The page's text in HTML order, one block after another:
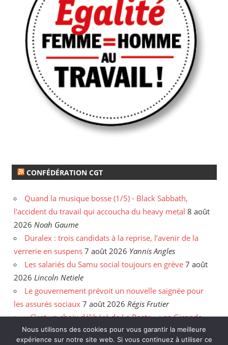
CONFÉDÉRATION CGT
Quand la musique bosse (1/5) - Black Sabbath,
l'accident du travail qui accoucha du heavy metal 8 août
2026 Noah Gaume
Duralex : trois candidats à la reprise, l’avenir de la
verrerie en suspens 7 août 2026 Yannis Angles
Les salariés du Samu social toujours en grève 7 août
2026 Lincoln Netiele
Le gouvernement prévoit un nouvelle saignée pour
les assurés sociaux 7 août 2026 Régis Frutier
« C’est un choix délibéré de La Poste » : en Gironde,
les postiers sommés de rattraper leurs heures 6 août
Nous utilisons des cookies pour vous garantir la meilleure
expérience sur notre site web. Si vous continuez à utiliser ce